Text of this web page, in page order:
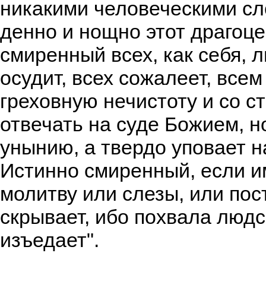
никакими человеческими
денно и нощно этот
смиренный всех, как себя,
осудит, всех сожалеет,
греховную нечистоту и со
отвечать на суде Божием,
унынию, а твердо уповает
Истинно смиренный, если
молитву или слезы, или
скрывает, ибо похвала
изъедает".